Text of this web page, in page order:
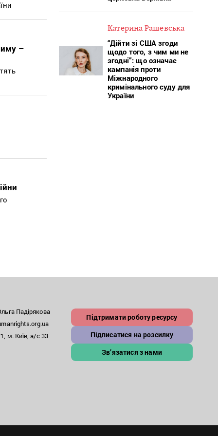
–
Катерина Рашевська
“Дійти зі США згоди
щодо того, з чим ми не
згодні”: що означає
кампанія проти
Міжнародного
кримінального суду для
України
Падірякова
м. Київ, а/с 33
Підтримати роботу ресурсу
Підписатися на розсилку
Зв’язатися з нами